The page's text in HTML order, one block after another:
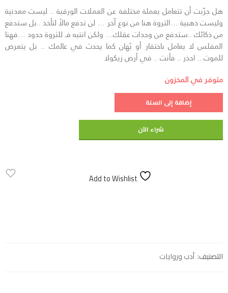
هل جرّبت أن تتعامل بعملة مختلفة عن العملات الورقية .. ليست معدنية
وليست ذهبية …الثروة هنا من نوع آخر … لن تدفع مالاً لتأخذ ..بل ستدفع
من ذكائك ..ستدفع من وحدات عقلك… ولكن انتبه فـ للثروة حدود …فهنا
المفلس لا يعامل باحتقار أو يُهان كما يحدث في عالمك .. بل يتعرض
للموت .. احذر .. فأنت .. في أرض زيكولا
متوفر في المخزون
إضافة إلى السلة
شراء الآن
Add to Wishlist
التصنيف: أدب وروايات